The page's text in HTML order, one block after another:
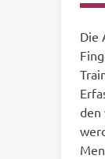
Die
den